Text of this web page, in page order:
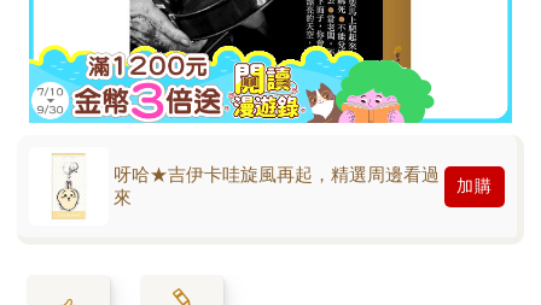
呀哈★吉伊卡哇旋風再起，精選周邊看過
來
加購